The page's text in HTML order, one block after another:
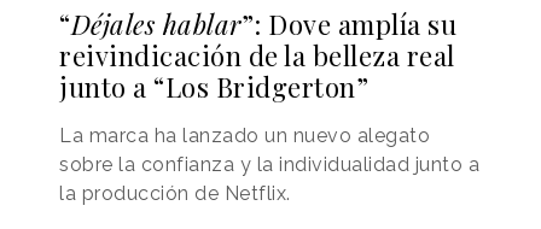
“Déjales hablar”: Dove amplía su
reivindicación de la belleza real
junto a “Los Bridgerton”
La marca ha lanzado un nuevo alegato
sobre la confianza y la individualidad junto a
la producción de Netflix.